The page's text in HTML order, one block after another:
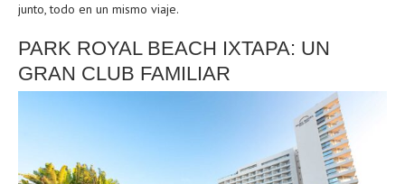
junto, todo en un mismo viaje.
PARK ROYAL BEACH IXTAPA: UN
GRAN CLUB FAMILIAR